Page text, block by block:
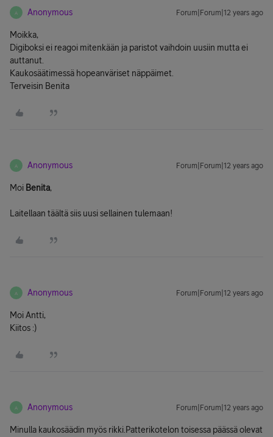
A Anonymous Forum|Forum|12 years ago
Moikka,
Digiboksi ei reagoi mitenkään ja paristot vaihdoin uusiin mutta ei
auttanut.
Kaukosäätimessä hopeanväriset näppäimet.
Terveisin Benita
A Anonymous Forum|Forum|12 years ago
Moi Benita,
Laitellaan täältä siis uusi sellainen tulemaan!
A Anonymous Forum|Forum|12 years ago
Moi Antti,
Kiitos :)
A Anonymous Forum|Forum|12 years ago
Minulla kaukosäädin myös rikki.Patterikotelon toisessa päässä olevat